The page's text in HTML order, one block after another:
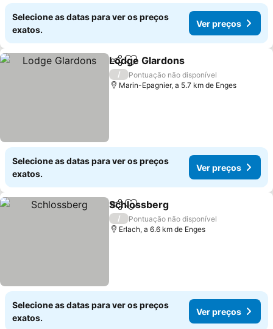
Selecione as datas para ver os preços
exatos.
Ver preços
PartilharAdicionar aos favoritos
Lodge Glardons
/
Pontuação não disponível
Marin-Epagnier, a 5.7 km de Enges
Selecione as datas para ver os preços
exatos.
Ver preços
PartilharAdicionar aos favoritos
Schlossberg
/
Pontuação não disponível
Erlach, a 6.6 km de Enges
Selecione as datas para ver os preços
exatos.
Ver preços